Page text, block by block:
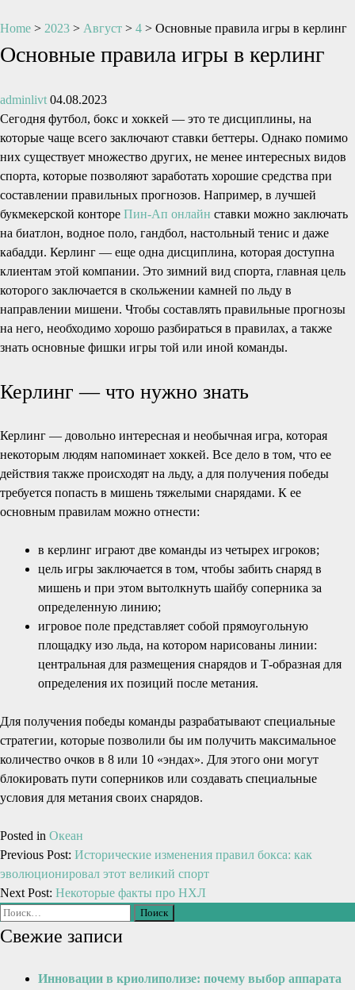
Home > 2023 > Август > 4 > Основные правила игры в керлинг
Основные правила игры в керлинг
adminlivt 04.08.2023
Сегодня футбол, бокс и хоккей — это те дисциплины, на
которые чаще всего заключают ставки беттеры. Однако помимо
них существует множество других, не менее интересных видов
спорта, которые позволяют заработать хорошие средства при
составлении правильных прогнозов. Например, в лучшей
букмекерской конторе Пин-Ап онлайн ставки можно заключать
на биатлон, водное поло, гандбол, настольный тенис и даже
кабадди. Керлинг — еще одна дисциплина, которая доступна
клиентам этой компании. Это зимний вид спорта, главная цель
которого заключается в скольжении камней по льду в
направлении мишени. Чтобы составлять правильные прогнозы
на него, необходимо хорошо разбираться в правилах, а также
знать основные фишки игры той или иной команды.
Керлинг — что нужно знать
Керлинг — довольно интересная и необычная игра, которая
некоторым людям напоминает хоккей. Все дело в том, что ее
действия также происходят на льду, а для получения победы
требуется попасть в мишень тяжелыми снарядами. К ее
основным правилам можно отнести:
в керлинг играют две команды из четырех игроков;
цель игры заключается в том, чтобы забить снаряд в
мишень и при этом вытолкнуть шайбу соперника за
определенную линию;
игровое поле представляет собой прямоугольную
площадку изо льда, на котором нарисованы линии:
центральная для размещения снарядов и Т-образная для
определения их позиций после метания.
Для получения победы команды разрабатывают специальные
стратегии, которые позволили бы им получить максимальное
количество очков в 8 или 10 «эндах». Для этого они могут
блокировать пути соперников или создавать специальные
условия для метания своих снарядов.
Posted in Океан
Previous Post: Исторические изменения правил бокса: как
эволюционировал этот великий спорт
Next Post: Некоторые факты про НХЛ
Свежие записи
Инновации в криолиполизе: почему выбор аппарата